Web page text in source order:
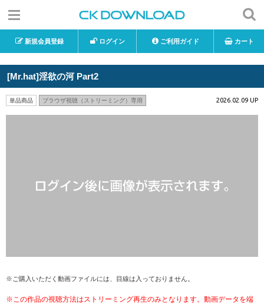
新規会員登録 ログイン ご利用ガイド カート
[Mr.hat]淫欲の河 Part2
単品商品 ブラウザ視聴（ストリーミング）専用 2026.02.09 UP
※ご購入いただく動画ファイルには、目線は入っておりません。
※この作品の視聴方法はストリーミング再生のみとなります。動画データを端